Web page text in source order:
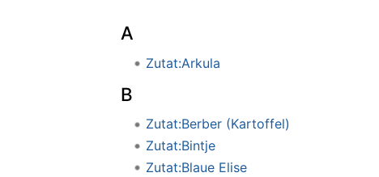
A
Zutat:Arkula
B
Zutat:Berber (Kartoffel)
Zutat:Bintje
Zutat:Blaue Elise